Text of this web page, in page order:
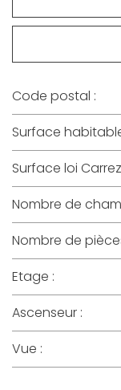
Code postal :
Surface
Surface loi
Nombre de
Nombre de
Etage :
Ascenseur :
Vue :